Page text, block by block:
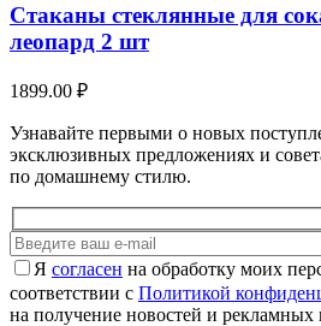
Стаканы стеклянные для
леопард 2 шт
1899.00 ₽
Узнавайте первыми о новых
эксклюзивных предложениях и
по домашнему стилю.
Я согласен на обработку моих
соответствии с Политикой
на получение новостей и